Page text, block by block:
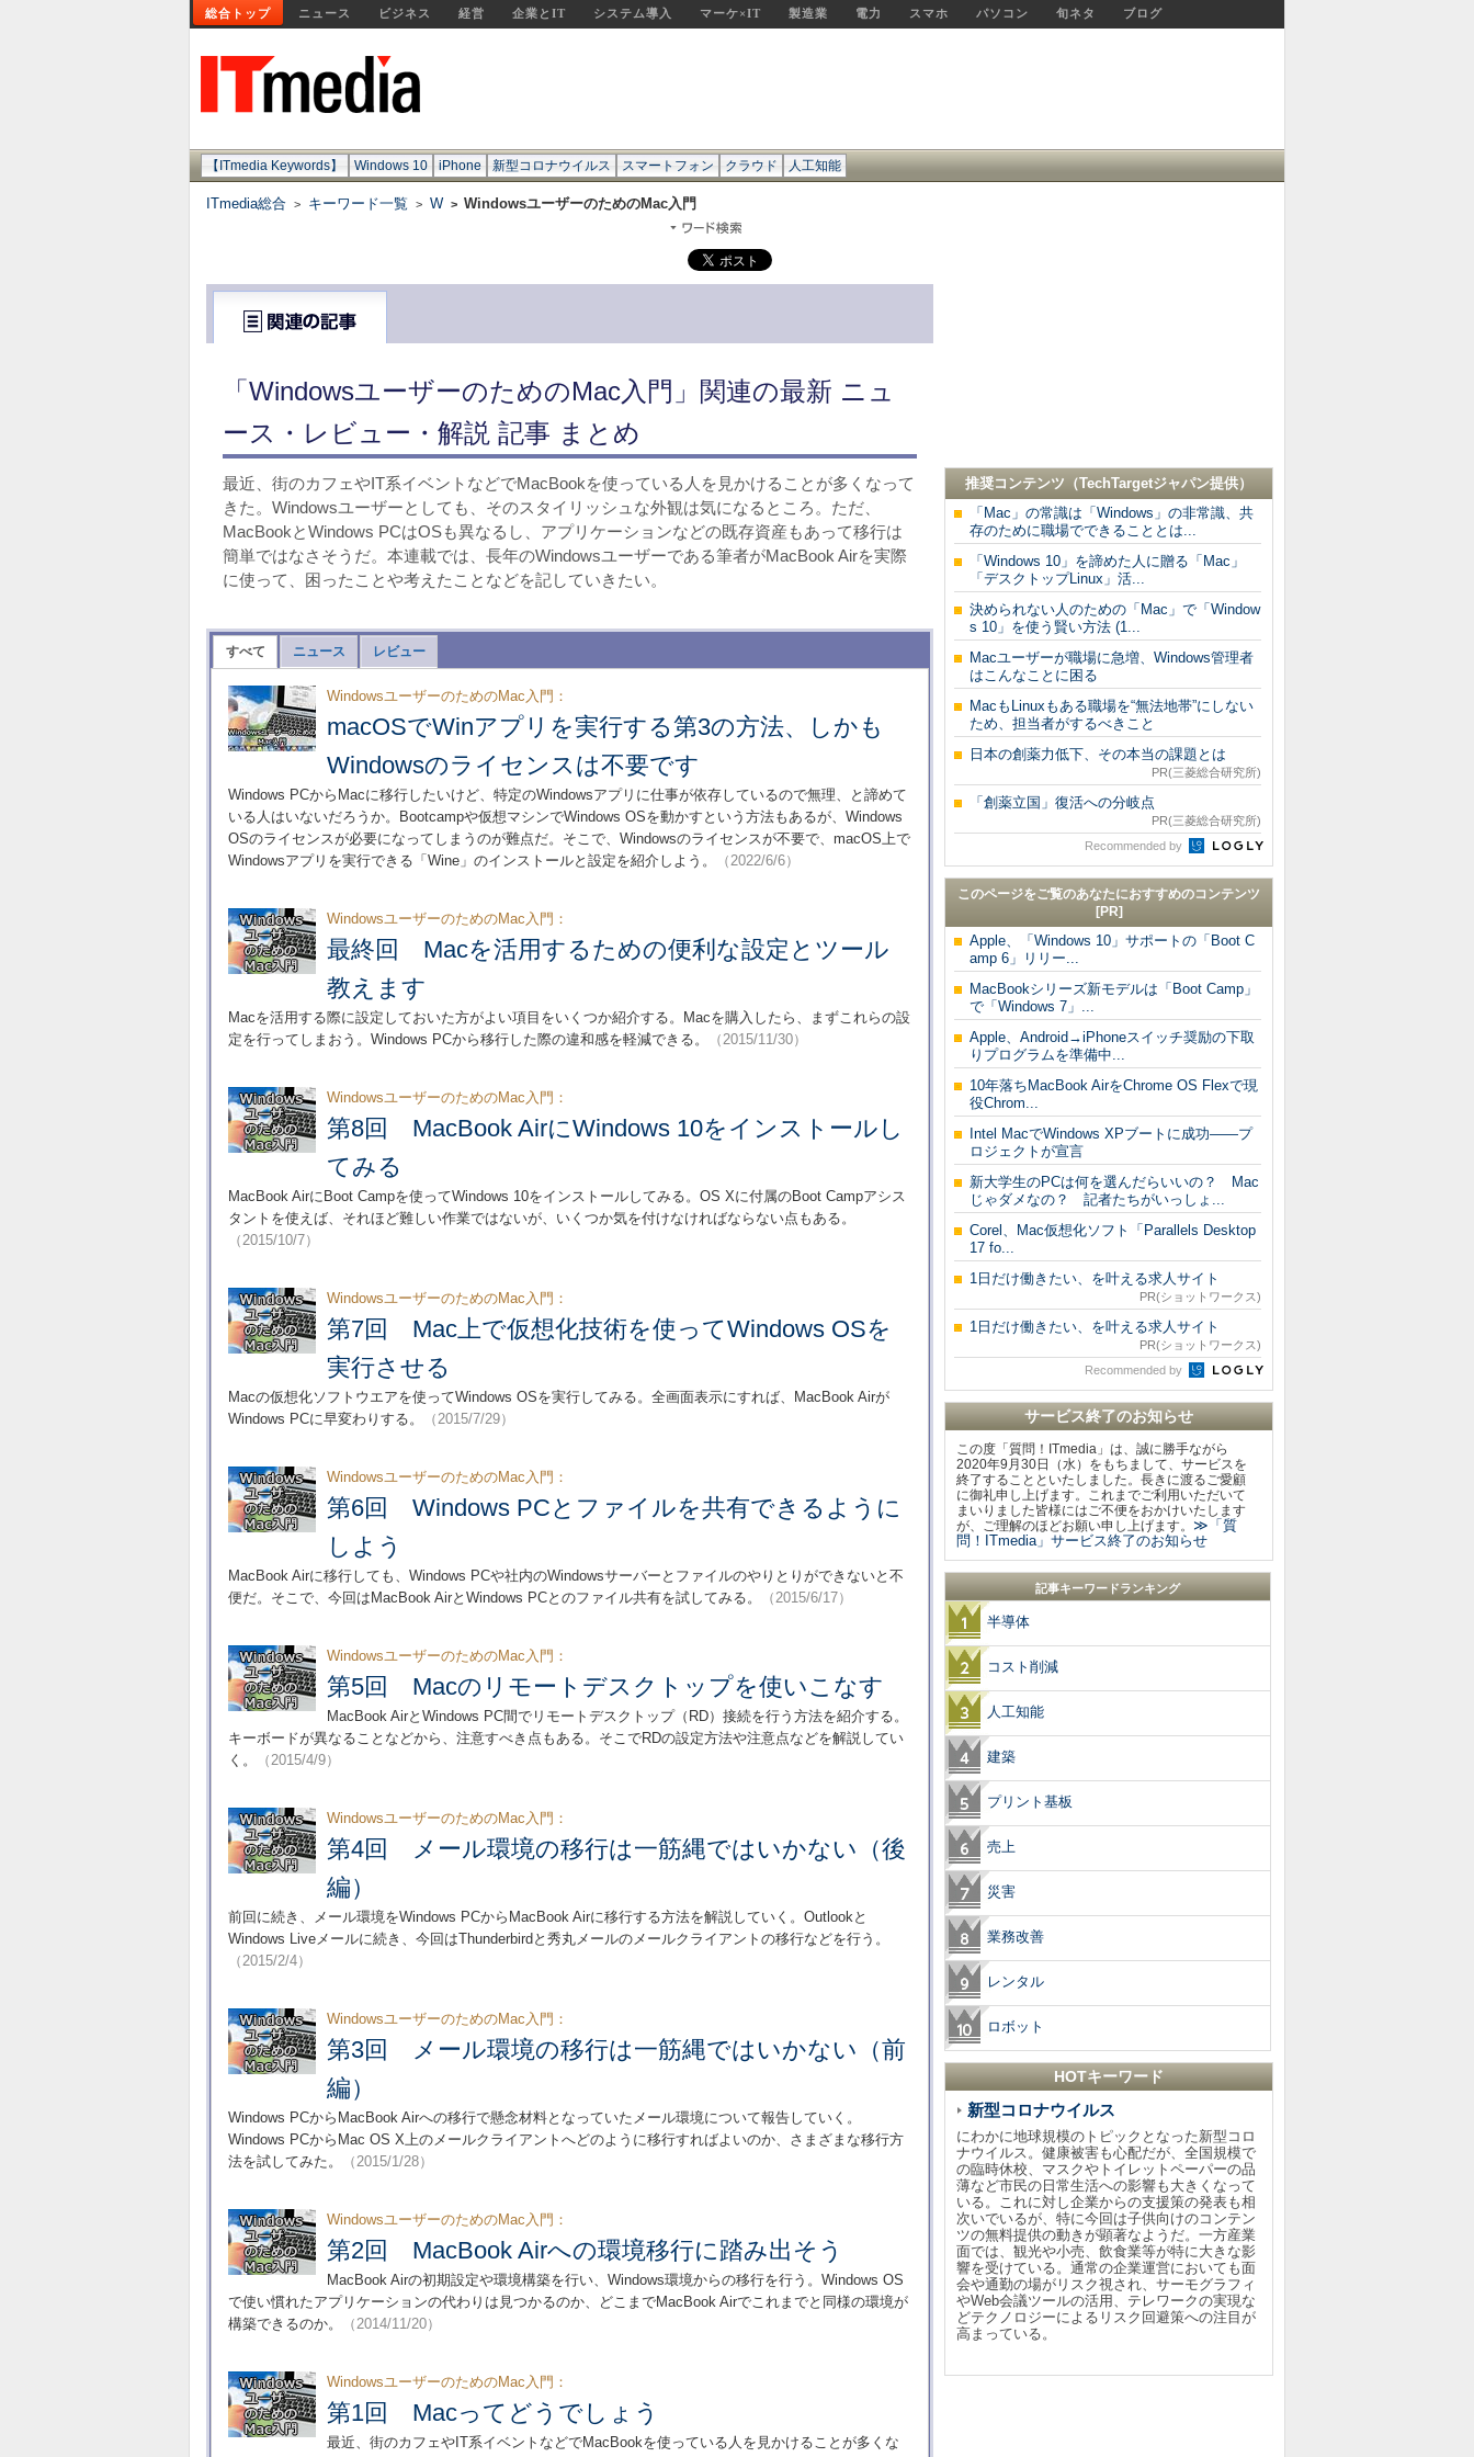
総合トップ ニュース ビジネス 経営 企業とIT システム導入 マーケ×IT 製造業 電力 スマホ パソコン 旬ネタ ブログ
【ITmedia Keywords】 Windows 10 iPhone 新型コロナウイルス スマートフォン クラウド 人工知能
ITmedia総合 > キーワード一覧 > W > WindowsユーザーのためのMac入門
「WindowsユーザーのためのMac入門」関連の最新 ニュ
ース・レビュー・解説 記事 まとめ
最近、街のカフェやIT系イベントなどでMacBookを使っている人を見かけることが多くなって
きた。Windowsユーザーとしても、そのスタイリッシュな外観は気になるところ。ただ、
MacBookとWindows PCはOSも異なるし、アプリケーションなどの既存資産もあって移行は
簡単ではなさそうだ。本連載では、長年のWindowsユーザーである筆者がMacBook Airを実際
に使って、困ったことや考えたことなどを記していきたい。
すべて ニュース レビュー
WindowsユーザーのためのMac入門：
macOSでWinアプリを実行する第3の方法、しかも
Windowsのライセンスは不要です
Windows PCからMacに移行したいけど、特定のWindowsアプリに仕事が依存しているので無理、と諦めて
いる人はいないだろうか。Bootcampや仮想マシンでWindows OSを動かすという方法もあるが、Windows
OSのライセンスが必要になってしまうのが難点だ。そこで、Windowsのライセンスが不要で、macOS上で
Windowsアプリを実行できる「Wine」のインストールと設定を紹介しよう。
（2022/6/6）
WindowsユーザーのためのMac入門：
最終回 Macを活用するための便利な設定とツール
教えます
Macを活用する際に設定しておいた方がよい項目をいくつか紹介する。Macを購入したら、まずこれらの設
定を行ってしまおう。Windows PCから移行した際の違和感を軽減できる。
（2015/11/30）
WindowsユーザーのためのMac入門：
第8回 MacBook AirにWindows 10をインストールし
てみる
MacBook AirにBoot Campを使ってWindows 10をインストールしてみる。OS Xに付属のBoot Campアシス
タントを使えば、それほど難しい作業ではないが、いくつか気を付けなければならない点もある。
（2015/10/7）
WindowsユーザーのためのMac入門：
第7回 Mac上で仮想化技術を使ってWindows OSを
実行させる
Macの仮想化ソフトウエアを使ってWindows OSを実行してみる。全画面表示にすれば、MacBook Airが
Windows PCに早変わりする。
（2015/7/29）
WindowsユーザーのためのMac入門：
第6回 Windows PCとファイルを共有できるように
しよう
MacBook Airに移行しても、Windows PCや社内のWindowsサーバーとファイルのやりとりができないと不
便だ。そこで、今回はMacBook AirとWindows PCとのファイル共有を試してみる。
（2015/6/17）
WindowsユーザーのためのMac入門：
第5回 Macのリモートデスクトップを使いこなす
MacBook AirとWindows PC間でリモートデスクトップ（RD）接続を行う方法を紹介する。
キーボードが異なることなどから、注意すべき点もある。そこでRDの設定方法や注意点などを解説してい
く。
（2015/4/9）
WindowsユーザーのためのMac入門：
第4回 メール環境の移行は一筋縄ではいかない（後
編）
前回に続き、メール環境をWindows PCからMacBook Airに移行する方法を解説していく。Outlookと
Windows Liveメールに続き、今回はThunderbirdと秀丸メールのメールクライアントの移行などを行う。
（2015/2/4）
WindowsユーザーのためのMac入門：
第3回 メール環境の移行は一筋縄ではいかない（前
編）
Windows PCからMacBook Airへの移行で懸念材料となっていたメール環境について報告していく。
Windows PCからMac OS X上のメールクライアントへどのように移行すればよいのか、さまざまな移行方
法を試してみた。
（2015/1/28）
WindowsユーザーのためのMac入門：
第2回 MacBook Airへの環境移行に踏み出そう
MacBook Airの初期設定や環境構築を行い、Windows環境からの移行を行う。Windows OS
で使い慣れたアプリケーションの代わりは見つかるのか、どこまでMacBook Airでこれまでと同様の環境が
構築できるのか。
（2014/11/20）
WindowsユーザーのためのMac入門：
第1回 Macってどうでしょう
最近、街のカフェやIT系イベントなどでMacBookを使っている人を見かけることが多くな
推奨コンテンツ（TechTargetジャパン提供）
「Mac」の常識は「Windows」の非常識、共
存のために職場でできることとは...
「Windows 10」を諦めた人に贈る「Mac」
「デスクトップLinux」活...
決められない人のための「Mac」で「Window
s 10」を使う賢い方法 (1...
Macユーザーが職場に急増、Windows管理者
はこんなことに困る
MacもLinuxもある職場を“無法地帯”にしない
ため、担当者がするべきこと
日本の創薬力低下、その本当の課題とは
PR(三菱総合研究所)
「創薬立国」復活への分岐点
PR(三菱総合研究所)
Recommended by
このページをご覧のあなたにおすすめのコンテンツ
[PR]
Apple、「Windows 10」サポートの「Boot C
amp 6」リリー...
MacBookシリーズ新モデルは「Boot Camp」
で「Windows 7」...
Apple、Android→iPhoneスイッチ奨励の下取
りプログラムを準備中...
10年落ちMacBook AirをChrome OS Flexで現
役Chrom...
Intel MacでWindows XPブートに成功――プ
ロジェクトが宣言
新大学生のPCは何を選んだらいいの？ Mac
じゃダメなの？ 記者たちがいっしょ...
Corel、Mac仮想化ソフト「Parallels Desktop
17 fo...
1日だけ働きたい、を叶える求人サイト
PR(ショットワークス)
1日だけ働きたい、を叶える求人サイト
PR(ショットワークス)
Recommended by
サービス終了のお知らせ
この度「質問！ITmedia」は、誠に勝手ながら
2020年9月30日（水）をもちまして、サービスを
終了することといたしました。長きに渡るご愛顧
に御礼申し上げます。これまでご利用いただいて
まいりました皆様にはご不便をおかけいたします
が、ご理解のほどお願い申し上げます。 ≫「質
問！ITmedia」サービス終了のお知らせ
記事キーワードランキング
半導体
コスト削減
人工知能
建築
プリント基板
売上
災害
業務改善
レンタル
ロボット
HOTキーワード
新型コロナウイルス
にわかに地球規模のトピックとなった新型コロ
ナウイルス。健康被害も心配だが、全国規模で
の臨時休校、マスクやトイレットペーパーの品
薄など市民の日常生活への影響も大きくなって
いる。これに対し企業からの支援策の発表も相
次いでいるが、特に今回は子供向けのコンテン
ツの無料提供の動きが顕著なようだ。一方産業
面では、観光や小売、飲食業等が特に大きな影
響を受けている。通常の企業運営においても面
会や通勤の場がリスク視され、サーモグラフィ
やWeb会議ツールの活用、テレワークの実現な
どテクノロジーによるリスク回避策への注目が
高まっている。